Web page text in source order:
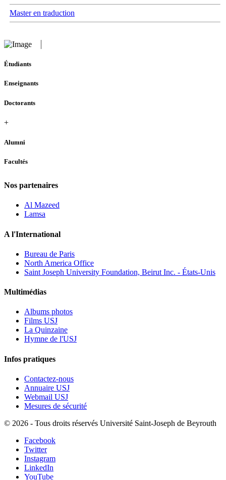
Master en traduction
Étudiants
Enseignants
Doctorants
+
Alumni
Facultés
Nos partenaires
Al Mazeed
Lamsa
A l'International
Bureau de Paris
North America Office
Saint Joseph University Foundation, Beirut Inc. - États-Unis
Multimédias
Albums photos
Films USJ
La Quinzaine
Hymne de l'USJ
Infos pratiques
Contactez-nous
Annuaire USJ
Webmail USJ
Mesures de sécurité
© 2026 - Tous droits réservés Université Saint-Joseph de Beyrouth
Facebook
Twitter
Instagram
LinkedIn
YouTube